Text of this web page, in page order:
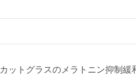
ットグラスのメラトニン抑制緩